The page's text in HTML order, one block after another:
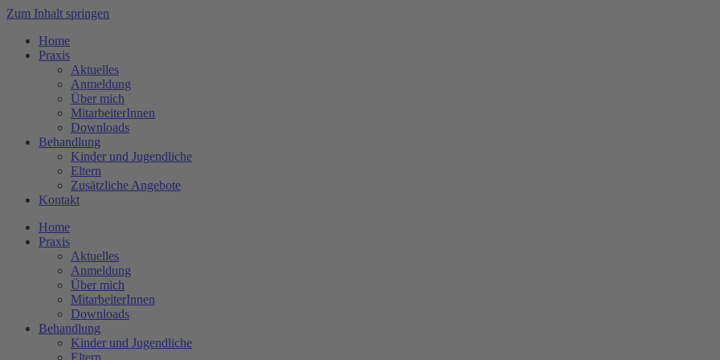
Zum Inhalt springen
Home
Praxis
Aktuelles
Anmeldung
Über mich
MitarbeiterInnen
Downloads
Behandlung
Kinder und Jugendliche
Eltern
Zusätzliche Angebote
Kontakt
Home
Praxis
Aktuelles
Anmeldung
Über mich
MitarbeiterInnen
Downloads
Behandlung
Kinder und Jugendliche
Eltern